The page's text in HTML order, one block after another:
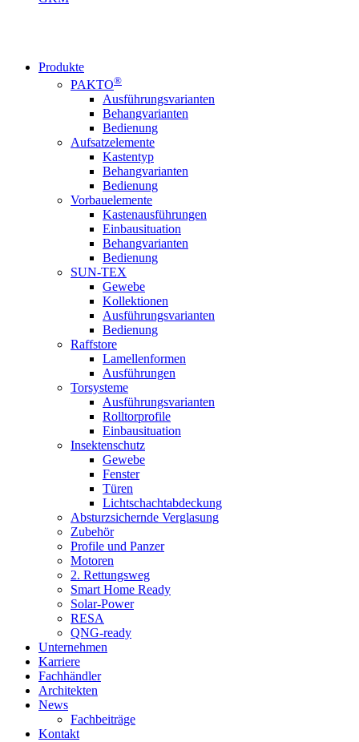
Produkte
PAKTO®
Ausführungsvarianten
Behangvarianten
Bedienung
Aufsatzelemente
Kastentyp
Behangvarianten
Bedienung
Vorbauelemente
Kastenausführungen
Einbausituation
Behangvarianten
Bedienung
SUN-TEX
Gewebe
Kollektionen
Ausführungsvarianten
Bedienung
Raffstore
Lamellenformen
Ausführungen
Torsysteme
Ausführungsvarianten
Rolltorprofile
Einbausituation
Insektenschutz
Gewebe
Fenster
Türen
Lichtschachtabdeckung
Absturzsichernde Verglasung
Zubehör
Profile und Panzer
Motoren
2. Rettungsweg
Smart Home Ready
Solar-Power
RESA
QNG-ready
Unternehmen
Karriere
Fachhändler
Architekten
News
Fachbeiträge
Kontakt